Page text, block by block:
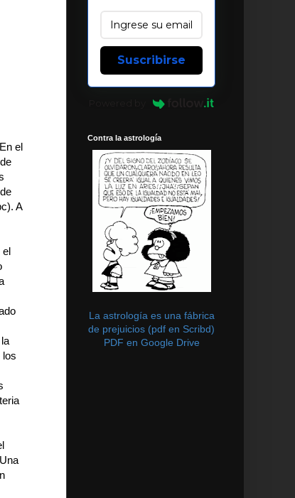
el
A
el
los
Suscribirse
Contra la astrología
La astrología es una fábrica
de prejuicios (pdf en Scribd)
PDF en Google Drive